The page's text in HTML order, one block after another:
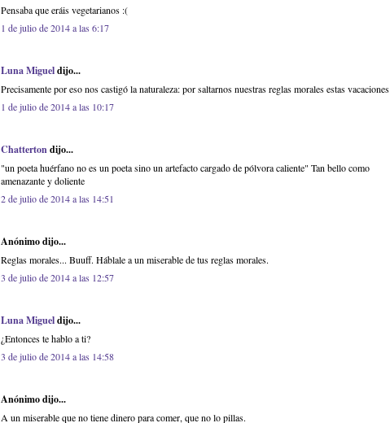
Pensaba que eráis vegetarianos :(
1 de julio de 2014 a las 6:17
Luna Migueldijo...
Precisamente por eso nos castigó la naturaleza: por saltarnos nuestras reglas morales estas vacaciones
1 de julio de 2014 a las 10:17
Chattertondijo...
"un poeta huérfano no es un poeta sino un artefacto cargado de pólvora caliente" Tan bello como
amenazante y doliente
2 de julio de 2014 a las 14:51
Anónimo dijo...
Reglas morales... Buuff. Háblale a un miserable de tus reglas morales.
3 de julio de 2014 a las 12:57
Luna Migueldijo...
¿Entonces te hablo a ti?
3 de julio de 2014 a las 14:58
Anónimo dijo...
A un miserable que no tiene dinero para comer, que no lo pillas.